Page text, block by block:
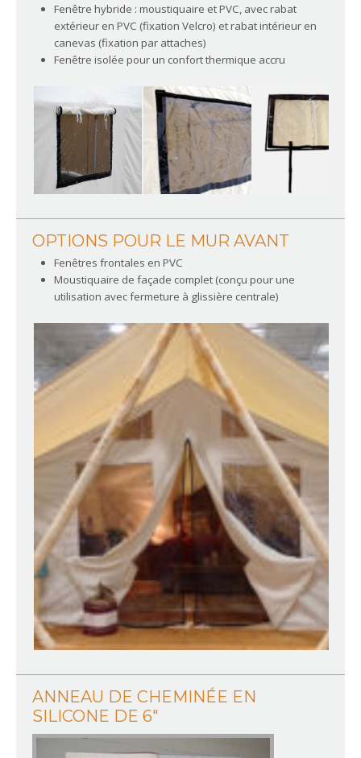
Fenêtre hybride : moustiquaire et PVC, avec rabat
extérieur en PVC (fixation Velcro) et rabat intérieur en
canevas (fixation par attaches)
Fenêtre isolée pour un confort thermique accru
OPTIONS POUR LE MUR AVANT
Fenêtres frontales en PVC
Moustiquaire de façade complet (conçu pour une
utilisation avec fermeture à glissière centrale)
ANNEAU DE CHEMINÉE EN
SILICONE DE 6″